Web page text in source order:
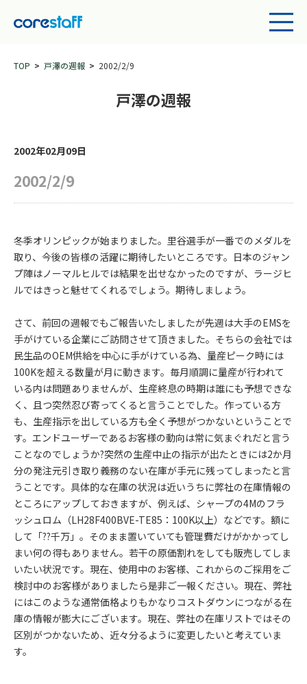
TOP 戸澤の週報 2002/2/9
戸澤の週報
2002年02月09日
2002/2/9
冬季オリンピックが始まりました。里谷選手が一番でのメダルを
取り、今後の皆様の活躍に期待したいところです。日本のジャン
プ陣はノーマルヒルでは結果を出せなかったのですが、ラージヒ
ルではきっと魅せてくれるでしょう。期待しましょう。
さて、前回の週報でもご報告いたしましたが先週は大手のEMSを
手がけている企業にご訪問させて頂きました。そちらの会社では
民生品のOEM供給を中心に手がけている為、量産ピーク時には
100Kを超える数量が月に動きます。毎月順調に量産が行われて
いる内は問題ありませんが、生産終息の時期は誰にも予想できな
く、且つ突然忍び寄ってくると言うことでした。作っている方
も、生産指示を出している方も全く予想がつかないということで
す。エンドユーザーであるお客様の動向は常に気まぐれだと言う
ことなのでしょうか?突然の生産中止の指示が出たときには2か月
分の発注元引き取り義務のない在庫が手元に残ってしまったと言
うことです。具体的な在庫の状況は近いうちに弊社の在庫情報の
ところにアップしておきますが、例えば、シャープの4Mのフラ
ッシュロム（LH28F400BVE-TE85：100K以上）などです。額に
して「??千万」。そのまま置いていても管理費だけがかかってし
まい何の得もありません。若干の原価割れをしても販売してしま
いたい状況です。現在、使用中のお客様、これからのご採用をご
検討中のお客様がありましたら是非ご一報ください。現在、弊社
にはこのような通常価格よりもかなりコストダウンにつながる在
庫の情報が膨大にございます。現在、弊社の在庫リストではその
区別がつかないため、近々分るように変更したいと考えていま
す。